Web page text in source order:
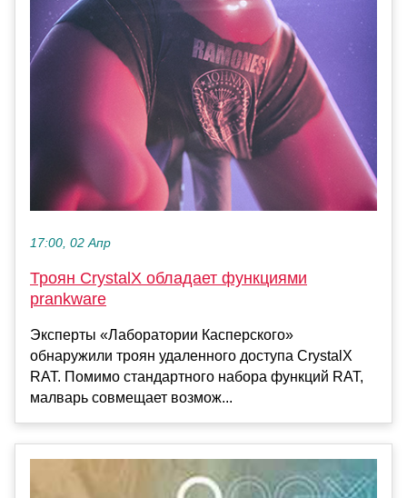
17:00, 02 Апр
Троян CrystalX обладает функциями
prankware
Эксперты «Лаборатории Касперского»
обнаружили троян удаленного доступа CrystalX
RAT. Помимо стандартного набора функций RAT,
малварь совмещает возмож...